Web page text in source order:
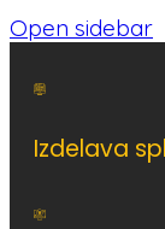
Open sidebar
Izdelava